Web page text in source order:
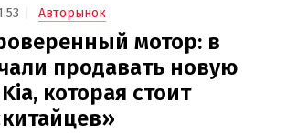
Авторынок
мотор: в
продавать новую
которая стоит